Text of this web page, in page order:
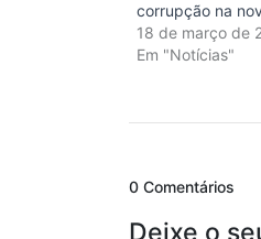
corrupção na
18 de março de
Em "Notícias"
0 Comentários
Deixe o